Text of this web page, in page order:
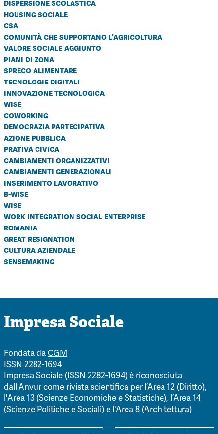
dispersione scolastica
housing sociale
csa
comunità che supportano l’agricoltura
valore sociale aggiunto
piani di zona
spreco alimentare
tecnologie digitali
innovazione tecnologica
wise
coworking
democrazia partecipativa
azione pubblica
prativa civica
cambiamenti organizzativi
cambiamenti generazionali
inserimento lavorativo
b-wise
wise
work integration social enterprise
romania
great resignation
cultura aziendale
sensemaking
Impresa Sociale
Fondata daCGM
ISSN 2282-1694
Impresa Sociale (ISSN 2282-1694) è riconosciuta
dall'Anvur come rivista scientifica per l’Area 12 (Diritto),
l'Area 13 (Scienze Economiche e Statistiche), l’Area 14
(Scienze Politiche e Sociali) e l'Area 8 (Architettura)